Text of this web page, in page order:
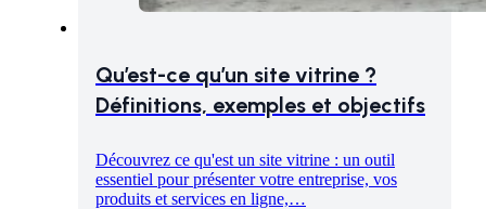
Qu’est-ce qu’un site vitrine ?
Définitions, exemples et objectifs
Découvrez ce qu'est un site vitrine : un outil
essentiel pour présenter votre entreprise, vos
produits et services en ligne,…